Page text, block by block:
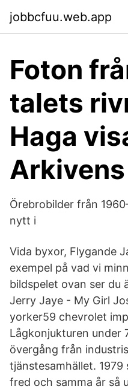
jobbcfuu.web.app
Foton
talets
Haga
Örebrobilder från
nytt i
Vida byxor, Flygande
exempel på vad vi
bildspelet ovan ser du
Jerry Jaye - My Girl
yorker59 chevrolet
Lågkonjukturen under
övergång från
tjänstesamhället.
fred och samma år så